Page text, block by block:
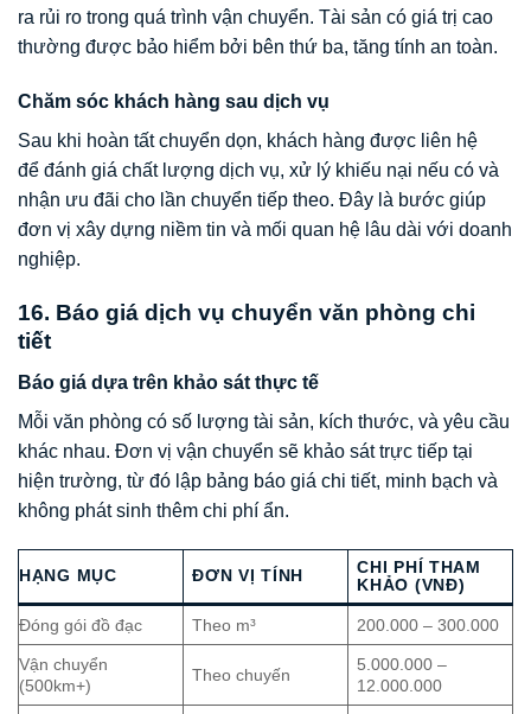
ra rủi ro trong quá trình vận chuyển. Tài sản có giá trị cao
thường được bảo hiểm bởi bên thứ ba, tăng tính an toàn.
Chăm sóc khách hàng sau dịch vụ
Sau khi hoàn tất chuyển dọn, khách hàng được liên hệ
để đánh giá chất lượng dịch vụ, xử lý khiếu nại nếu có và
nhận ưu đãi cho lần chuyển tiếp theo. Đây là bước giúp
đơn vị xây dựng niềm tin và mối quan hệ lâu dài với doanh
nghiệp.
16. Báo giá dịch vụ chuyển văn phòng chi
tiết
Báo giá dựa trên khảo sát thực tế
Mỗi văn phòng có số lượng tài sản, kích thước, và yêu cầu
khác nhau. Đơn vị vận chuyển sẽ khảo sát trực tiếp tại
hiện trường, từ đó lập bảng báo giá chi tiết, minh bạch và
không phát sinh thêm chi phí ẩn.
HẠNG MỤC ĐƠN VỊ TÍNH
CHI PHÍ THAM
KHẢO (VNĐ)
Đóng gói đồ đạc Theo m³ 200.000 – 300.000
Vận chuyển
(500km+)
Theo chuyến
5.000.000 –
12.000.000